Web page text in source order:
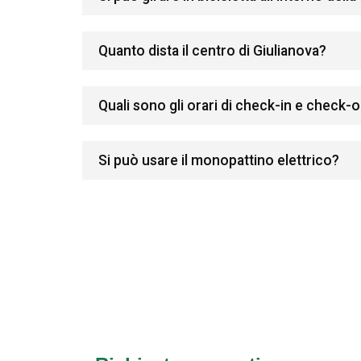
Quanto dista il centro di Giulianova?
Quali sono gli orari di check-in e check-
Si può usare il monopattino elettrico?